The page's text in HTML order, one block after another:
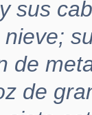
sus
de
de